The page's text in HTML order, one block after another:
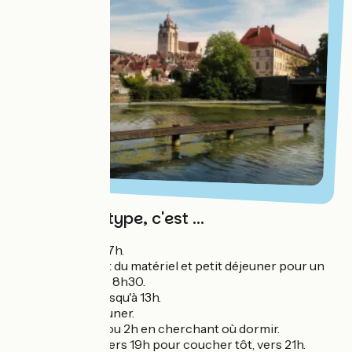
Une journée type, c'est ...
Lever vers 7h.
Rangement du matériel et petit déjeuner pour un
départ vers 8h30.
Pédalage jusqu'à 13h.
Pause déjeuner.
Pédalage 1 ou 2h en cherchant où dormir.
Dîner tôt, vers 19h pour coucher tôt, vers 21h.